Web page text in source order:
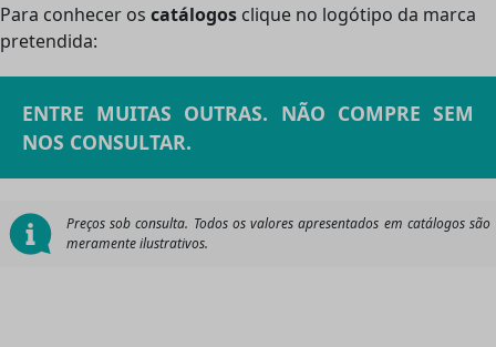
Para conhecer os catálogos clique no logótipo da marca
pretendida:
ENTRE MUITAS OUTRAS. NÃO COMPRE SEM
NOS CONSULTAR.
Preços sob consulta. Todos os valores apresentados em catálogos são
meramente ilustrativos.